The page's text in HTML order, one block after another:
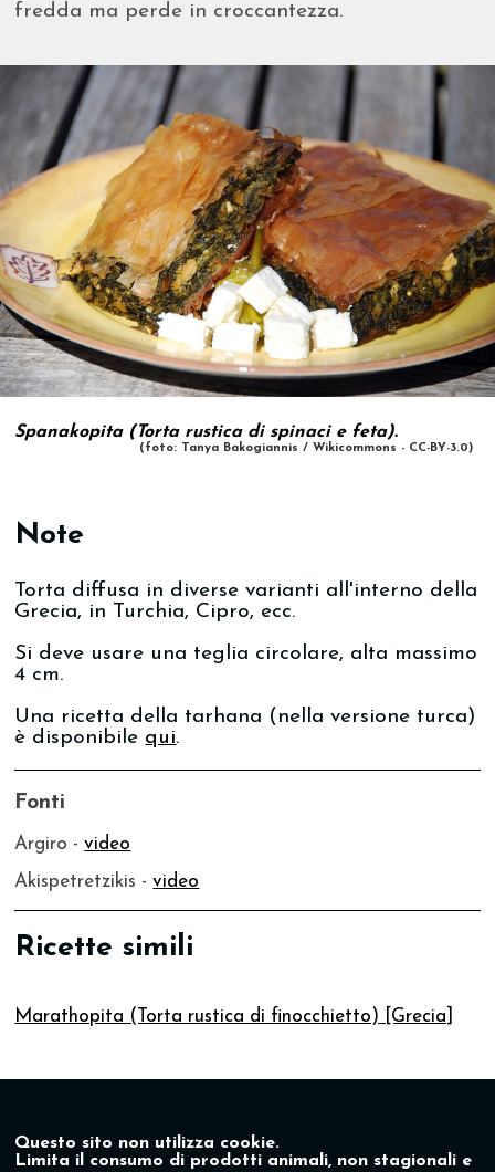
fredda ma perde in croccantezza.
Spanakopita (Torta rustica di spinaci e feta).
(foto: Tanya Bakogiannis / Wikicommons - CC-BY-3.0)
Note
Torta diffusa in diverse varianti all'interno della
Grecia, in Turchia, Cipro, ecc.
Si deve usare una teglia circolare, alta massimo
4 cm.
Una ricetta della tarhana (nella versione turca)
è disponibile qui.
Fonti
Argiro -video
Akispetretzikis -video
Ricette simili
Marathopita (Torta rustica di finocchietto) [Grecia]
Questo sito non utilizza cookie.
Limita il consumo di prodotti animali, non stagionali e